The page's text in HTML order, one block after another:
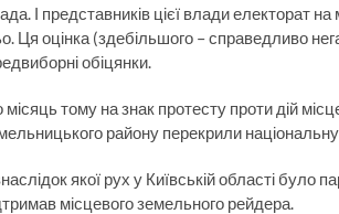
І представників цієї влади електорат
Ця оцінка (здебільшого – справедливо
обіцянки.
тому на знак протесту проти дій
району перекрили
якої рух у Київській області було
місцевого земельного рейдера.